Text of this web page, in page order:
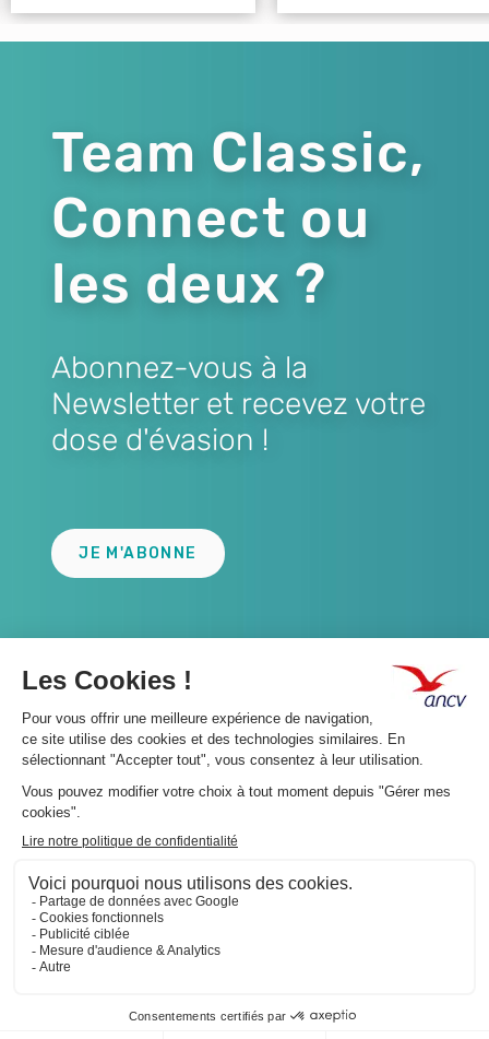
Team Classic,
Connect ou
les deux ?
Abonnez-vous à la
Newsletter et recevez votre
dose d'évasion !
JE M'ABONNE
A propos 👇
Suivez-nous 👇
Infos légales 👇
Phishing : restez vigilants👇